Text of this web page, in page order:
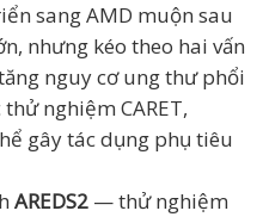
sang AMD muộn sau
nhưng kéo theo hai vấn
nguy cơ ung thư phổi
nghiệm CARET,
gây tác dụng phụ tiêu
AREDS2 — thử nghiệm